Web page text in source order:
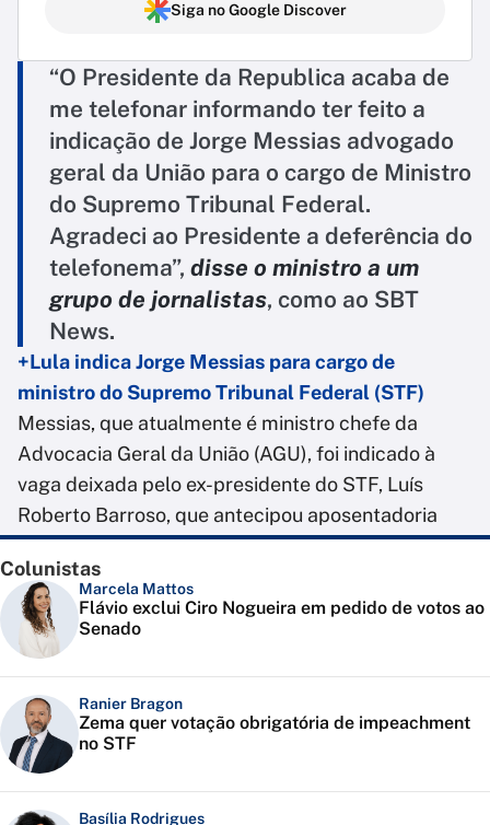
Siga no Google Discover
“O Presidente da Republica acaba de
me telefonar informando ter feito a
indicação de Jorge Messias advogado
geral da União para o cargo de Ministro
do Supremo Tribunal Federal.
Agradeci ao Presidente a deferência do
telefonema”, disse o ministro a um
grupo de jornalistas, como ao SBT
News.
+Lula indica Jorge Messias para cargo de
ministro do Supremo Tribunal Federal (STF)
Messias, que atualmente é ministro chefe da
Advocacia Geral da União (AGU), foi indicado à
vaga deixada pelo ex-presidente do STF, Luís
Roberto Barroso, que antecipou aposentadoria
Colunistas
Marcela Mattos
Flávio exclui Ciro Nogueira em pedido de votos ao
Senado
Ranier Bragon
Zema quer votação obrigatória de impeachment
no STF
Basília Rodrigues